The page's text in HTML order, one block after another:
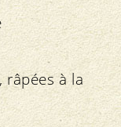
râpées à la